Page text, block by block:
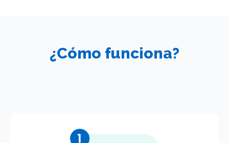
¿Cómo funciona?